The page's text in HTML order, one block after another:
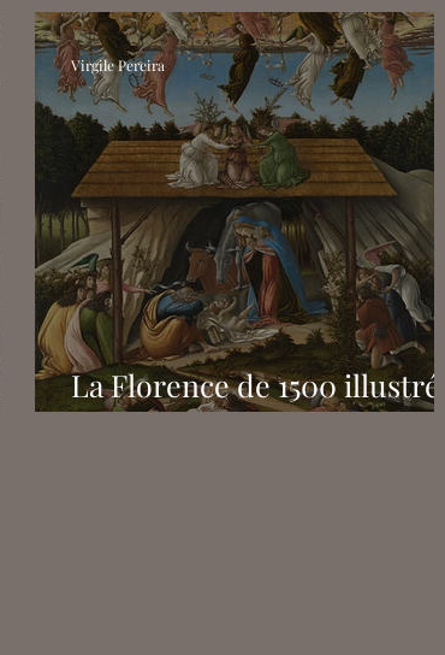
le cas du Collège néerlandais
La Florence de 1500 illustrée
par Botticelli
Virgile Pereira